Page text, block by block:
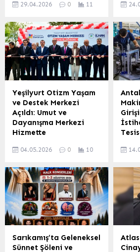
eğitiminin gelişimine katkı
adım atıldı. Hatunsuyu
Ortaokulu bünyesinde yeni
bir ana sınıfı dualarla ve
bir törenle hizmete açıldı.
Açılış programına Malatya
Valisi Seddar Yavuz’un
yanı sıra İçişleri Bakanlığı
Bakan Müşaviri Hatice
Atan, il protokolü, eğitim
yöneticileri, öğretmenler,
öğrenciler ve veliler yoğun
29.04.2026 0 11
bir
hem
ve
gitar
Yeşilyurt Otizm Yaşam
ve Destek Merkezi
Açıldı: Umut ve
Dayanışma Merkezi
Hizmette
Destek Merkezi Hizmete
Yeşilyurt ilçesinde,
Beylerderesi Şehir Parkı
Millet Bahçesi içerisinde
hayata geçirilen Yeşilyurt
Otizm Yaşam ve Destek
Merkezi, otizmli bireyler
ve aileleri için kapsamlı bir
destek alanı olarak
04.05.2026 0 10
kalıp
bu
Sarıkamış’ta Geleneksel
Sünnet Şöleni ve